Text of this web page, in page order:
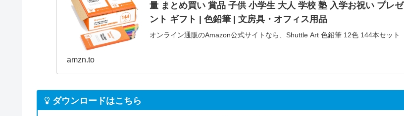
量 まとめ買い 賞品 子供 小学生 大人 学校 塾 入学お祝い プレゼ
ント ギフト | 色鉛筆 | 文房具・オフィス用品
オンライン通販のAmazon公式サイトなら、Shuttle Art 色鉛筆 12色 144本セット
amzn.to
ダウンロードはこちら